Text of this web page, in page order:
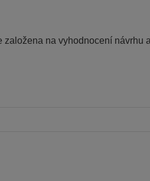
založena na vyhodnocení návrhu